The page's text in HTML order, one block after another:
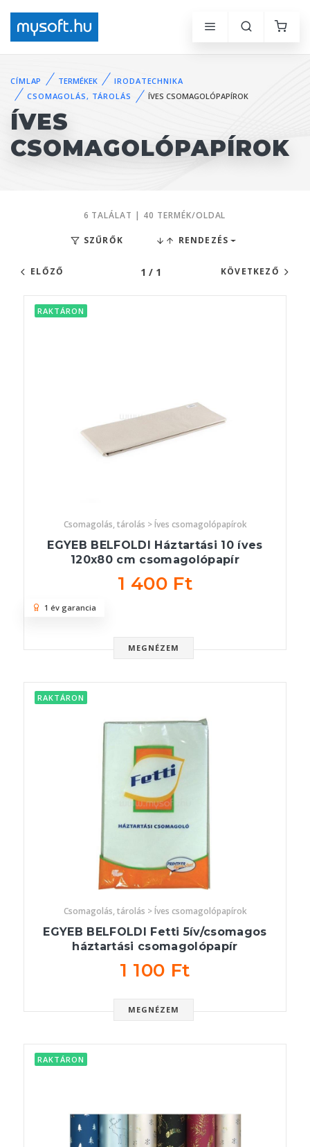
CÍMLAP TERMÉKEK
IRODATECHNIKA
CSOMAGOLÁS, TÁROLÁS
ÍVES CSOMAGOLÓPAPÍROK
ÍVES
CSOMAGOLÓPAPÍROK
6 TALÁLAT | 40 TERMÉK/OLDAL
SZŰRŐK RENDEZÉS
ELŐZŐ 1 / 1 KÖVETKEZŐ
RAKTÁRON
Csomagolás, tárolás > Íves csomagolópapírok
EGYEB BELFOLDI Háztartási 10 íves
120x80 cm csomagolópapír
1 400 Ft
MEGNÉZEM
1 év garancia
RAKTÁRON
Csomagolás, tárolás > Íves csomagolópapírok
EGYEB BELFOLDI Fetti 5ív/csomagos
háztartási csomagolópapír
1 100 Ft
MEGNÉZEM
RAKTÁRON